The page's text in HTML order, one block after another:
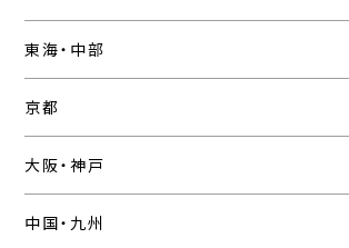
東海・中部
京都
大阪・神戸
中国・九州